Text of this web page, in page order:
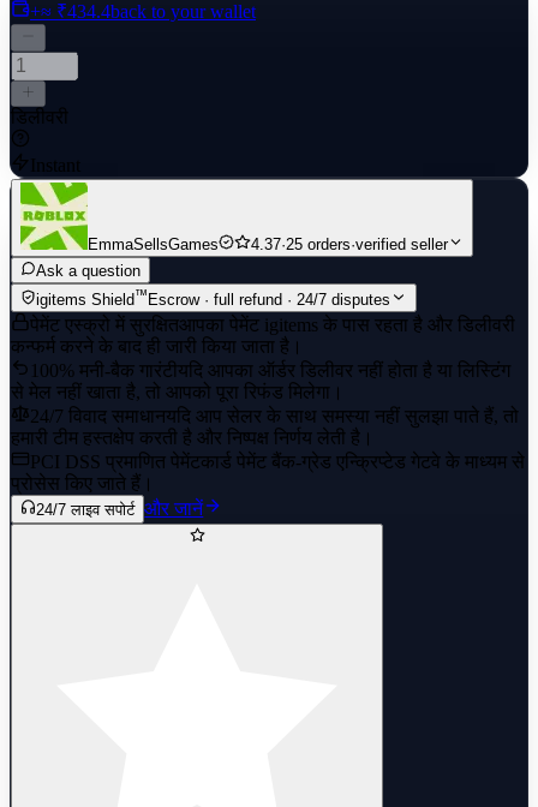
+≈ ₹434.4back to your wallet
डिलीवरी
Instant
EmmaSellsGames 4.37·25 orders·verified seller
Ask a question
igitems Shield™ Escrow · full refund · 24/7 disputes
पेमेंट एस्क्रो में सुरक्षितआपका पेमेंट igitems के पास रहता है और डिलीवरी
कन्फर्म करने के बाद ही जारी किया जाता है।
100% मनी-बैक गारंटीयदि आपका ऑर्डर डिलीवर नहीं होता है या लिस्टिंग
से मेल नहीं खाता है, तो आपको पूरा रिफंड मिलेगा।
24/7 विवाद समाधानयदि आप सेलर के साथ समस्या नहीं सुलझा पाते हैं, तो
हमारी टीम हस्तक्षेप करती है और निष्पक्ष निर्णय लेती है।
PCI DSS प्रमाणित पेमेंटकार्ड पेमेंट बैंक-ग्रेड एन्क्रिप्टेड गेटवे के माध्यम से
प्रोसेस किए जाते हैं।
24/7 लाइव सपोर्ट और जानें